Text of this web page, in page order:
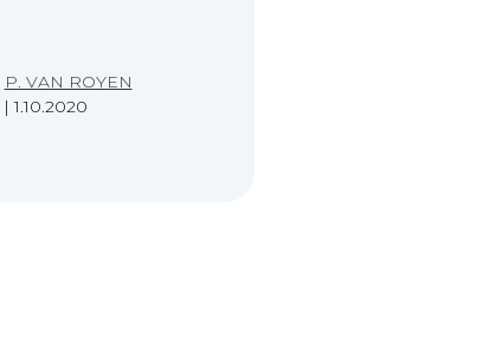
P. VAN ROYEN
|1.10.2020